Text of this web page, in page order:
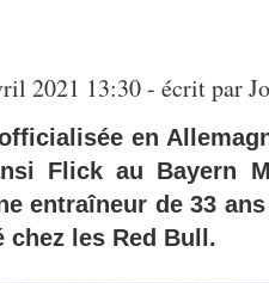
2021 13:30 - écrit par
en
Flick au Bayern
entraîneur de 33
chez les Red Bull.